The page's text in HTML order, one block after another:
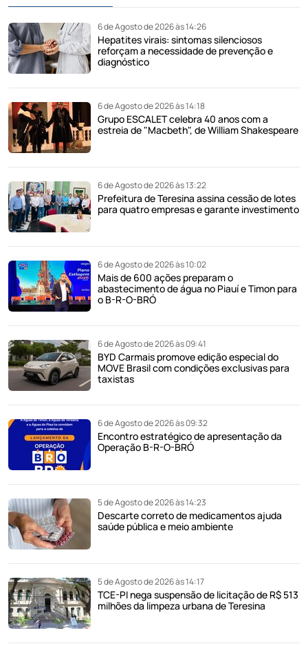
6 de Agosto de 2026 às 14:26
Hepatites virais: sintomas silenciosos
reforçam a necessidade de prevenção e
diagnóstico
6 de Agosto de 2026 às 14:18
Grupo ESCALET celebra 40 anos com a
estreia de "Macbeth", de William Shakespeare
6 de Agosto de 2026 às 13:22
Prefeitura de Teresina assina cessão de lotes
para quatro empresas e garante investimento
6 de Agosto de 2026 às 10:02
Mais de 600 ações preparam o
abastecimento de água no Piauí e Timon para
o B-R-O-BRÓ
6 de Agosto de 2026 às 09:41
BYD Carmais promove edição especial do
MOVE Brasil com condições exclusivas para
taxistas
6 de Agosto de 2026 às 09:32
Encontro estratégico de apresentação da
Operação B-R-O-BRÓ
5 de Agosto de 2026 às 14:23
Descarte correto de medicamentos ajuda
saúde pública e meio ambiente
5 de Agosto de 2026 às 14:17
TCE-PI nega suspensão de licitação de R$ 513
milhões da limpeza urbana de Teresina